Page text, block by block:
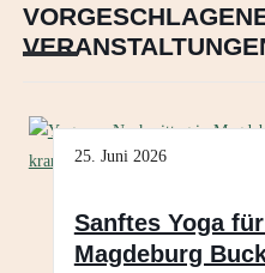
25. Juni 2026
Sanftes Yoga
Magdeburg